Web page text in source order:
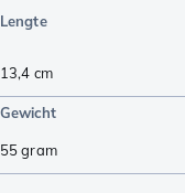
Lengte
13,4 cm
Gewicht
55gram